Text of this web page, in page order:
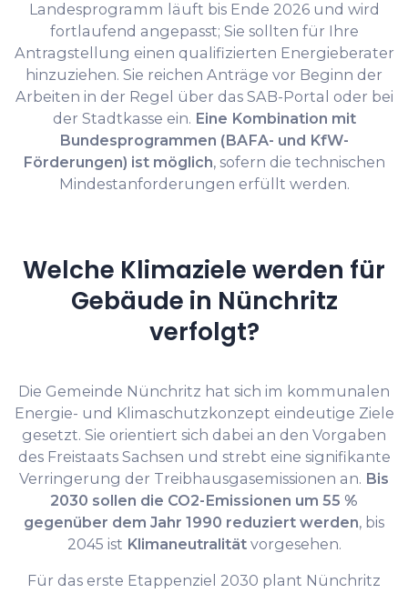
Landesprogramm läuft bis Ende 2026 und wird
fortlaufend angepasst; Sie sollten für Ihre
Antragstellung einen qualifizierten Energieberater
hinzuziehen. Sie reichen Anträge vor Beginn der
Arbeiten in der Regel über das SAB-Portal oder bei
der Stadtkasse ein. Eine Kombination mit
Bundesprogrammen (BAFA- und KfW-
Förderungen) ist möglich, sofern die technischen
Mindestanforderungen erfüllt werden.
Welche Klimaziele werden für
Gebäude in Nünchritz
verfolgt?
Die Gemeinde Nünchritz hat sich im kommunalen
Energie- und Klimaschutzkonzept eindeutige Ziele
gesetzt. Sie orientiert sich dabei an den Vorgaben
des Freistaats Sachsen und strebt eine signifikante
Verringerung der Treibhausgasemissionen an. Bis
2030 sollen die CO2-Emissionen um 55 %
gegenüber dem Jahr 1990 reduziert werden, bis
2045 ist Klimaneutralitätvorgesehen.
Für das erste Etappenziel 2030 plant Nünchritz